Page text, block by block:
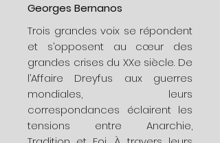
Georges Bernanos
Trois grandes voix se répondent
et s’opposent au cœur des
grandes crises du XXe siècle. De
l’Affaire Dreyfus aux guerres
mondiales, leurs
correspondances éclairent les
tensions entre Anarchie,